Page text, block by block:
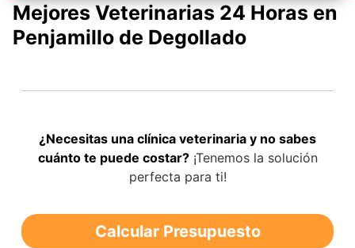
Mejores Veterinarias 24 Horas en
Penjamillo de Degollado
¿Necesitas una clínica veterinaria y no sabes
cuánto te puede costar?¡Tenemos la solución
perfecta para ti!
Calcular Presupuesto